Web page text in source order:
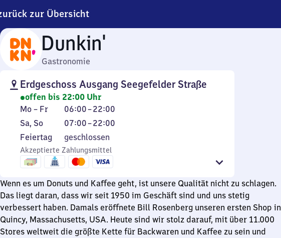
zur Übersicht
Dunkin'
Gastronomie
Erdgeschoss Ausgang Seegefelder Straße
offen bis 22:00 Uhr
Montag
bis
Freitag
Mo – Fr 06:00–22:00
Von
6
bis
22
Uhr
Samstag
und
Sonntag
Sa, So 07:00–22:00
Von
7
Uhr
bis
22
Uhr
Feiertag
Feiertag geschlossen
Akzeptierte Zahlungsmittel
Wenn es um Donuts und Kaffee geht, ist unsere Qualität nicht zu schlagen.
Das liegt daran, dass wir seit 1950 im Geschäft sind und uns stetig
verbessert haben. Damals eröffnete Bill Rosenberg unseren ersten Shop in
Quincy, Massachusetts, USA. Heute sind wir stolz darauf, mit über 11.000
Stores weltweit die größte Kette für Backwaren und Kaffee zu sein und